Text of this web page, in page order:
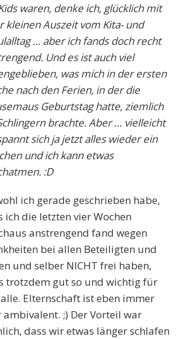
waren, denke ich, glücklich mit
kleinen Auszeit vom Kita- und
… aber ich fands doch recht
Und es ist auch viel
was mich in der ersten
nach den Ferien, in der die
Geburtstag hatte, ziemlich
brachte. Aber … vielleicht
sich ja jetzt alles wieder ein
und ich kann etwas
:D
ich gerade geschrieben habe,
ich die letzten vier Wochen
anstrengend fand wegen
bei allen Beteiligten und
und selber NICHT frei haben,
trotzdem gut so und wichtig für
Elternschaft ist eben immer
ambivalent. ;) Der Vorteil war
dass wir etwas länger schlafen